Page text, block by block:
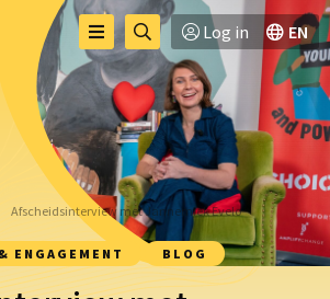
Toggle
menu
Menu
Ga
naar
zoekpagina
Log in EN
Afscheidsinterview met Jannemiek Evelo
ENGAGEMENT BLOG